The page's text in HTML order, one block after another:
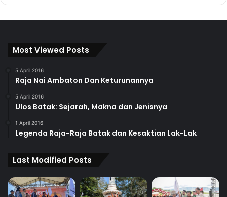
Most Viewed Posts
5 April 2016
Raja Nai Ambaton Dan Keturunannya
5 April 2016
Ulos Batak: Sejarah, Makna dan Jenisnya
1 April 2016
Legenda Raja-Raja Batak dan Kesaktian Lak-Lak
Last Modified Posts